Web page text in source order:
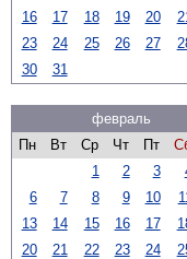
16
17 18 19 20
23
24 25 26 27
30
31
февраль
Пн
Вт Ср Чт Пт
1
2 3
6
7 8 9 10
13
14 15 16 17
20
21 22 23 24